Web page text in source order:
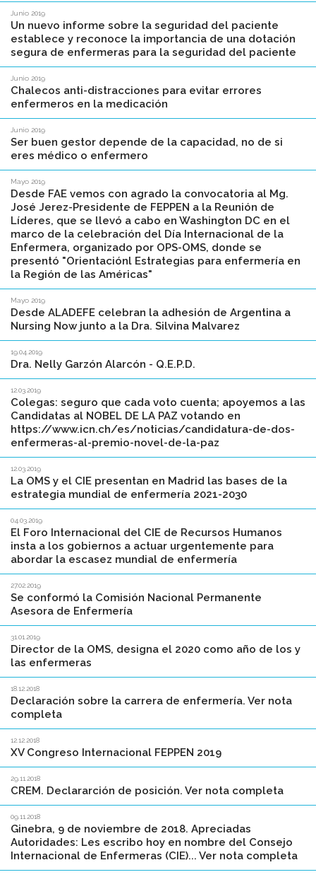
Junio 2019
Un nuevo informe sobre la seguridad del paciente
establece y reconoce la importancia de una dotación
segura de enfermeras para la seguridad del paciente
Junio 2019
Chalecos anti-distracciones para evitar errores
enfermeros en la medicación
Junio 2019
Ser buen gestor depende de la capacidad, no de si
eres médico o enfermero
Mayo 2019
Desde FAE vemos con agrado la convocatoria al Mg.
José Jerez-Presidente de FEPPEN a la Reunión de
Líderes, que se llevó a cabo en Washington DC en el
marco de la celebración del Día Internacional de la
Enfermera, organizado por OPS-OMS, donde se
presentó "Orientaciónl Estrategias para enfermería en
la Región de las Américas"
Mayo 2019
Desde ALADEFE celebran la adhesión de Argentina a
Nursing Now junto a la Dra. Silvina Malvarez
19.04.2019
Dra. Nelly Garzón Alarcón - Q.E.P.D.
12.03.2019
Colegas: seguro que cada voto cuenta; apoyemos a las
Candidatas al NOBEL DE LA PAZ votando en
https://www.icn.ch/es/noticias/candidatura-de-dos-
enfermeras-al-premio-novel-de-la-paz
12.03.2019
La OMS y el CIE presentan en Madrid las bases de la
estrategia mundial de enfermería 2021-2030
04.03.2019
El Foro Internacional del CIE de Recursos Humanos
insta a los gobiernos a actuar urgentemente para
abordar la escasez mundial de enfermería
27.02.2019
Se conformó la Comisión Nacional Permanente
Asesora de Enfermería
31.01.2019
Director de la OMS, designa el 2020 como año de los y
las enfermeras
18.12.2018
Declaración sobre la carrera de enfermería. Ver nota
completa
12.12.2018
XV Congreso Internacional FEPPEN 2019
29.11.2018
CREM. Declararción de posición. Ver nota completa
09.11.2018
Ginebra, 9 de noviembre de 2018. Apreciadas
Autoridades: Les escribo hoy en nombre del Consejo
Internacional de Enfermeras (CIE)... Ver nota completa